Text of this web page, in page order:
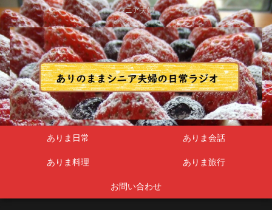
シニア夫婦
ありま日常 ありま会話
ありま料理 ありま旅行
お問い合わせ